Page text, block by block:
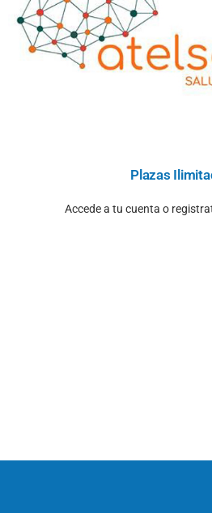
Plazas
Accede a tu cuenta o